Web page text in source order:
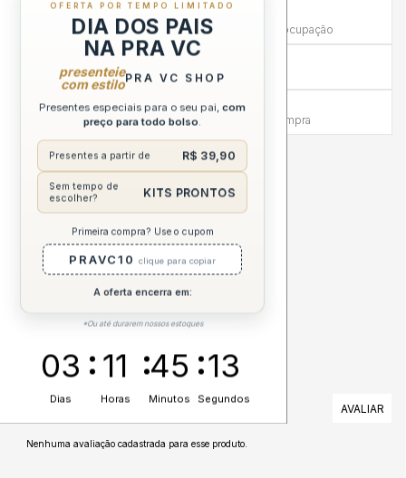
Troca em até 30 dias
Mais tempo para experimentar sem preocupação
Compra sem Risco
7 dias para reembolso integral
Atendimento Humanizado
Via WhatsApp antes e depois da compra
DESCRIÇÃO COMPLETA
ESPECIFICAÇÕES
CUIDADOS
AVALIAÇÕES
Nenhuma avaliação cadastrada para esse produto.
OFERTA POR TEMPO LIMITADO
DIA DOS PAIS
NA PRA VC
presenteie
com estiloPRA VC SHOP
Presentes especiais para o seu pai, com
preço para todo bolso.
Presentes a partir de R$ 39,90
Sem tempo de
escolher?
KITS PRONTOS
Primeira compra? Use o cupom
PRAVC10 clique para copiar
A oferta encerra em:
*Ou até durarem nossos estoques
03
Dias
11
Horas
45
Minutos
13
Segundos